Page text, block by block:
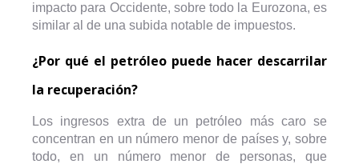
impacto para Occidente, sobre todo la Eurozona, es
similar al de una subida notable de impuestos.
¿Por qué el petróleo puede hacer descarrilar
la recuperación?
Los ingresos extra de un petróleo más caro se
concentran en un número menor de países y, sobre
todo, en un número menor de personas, que